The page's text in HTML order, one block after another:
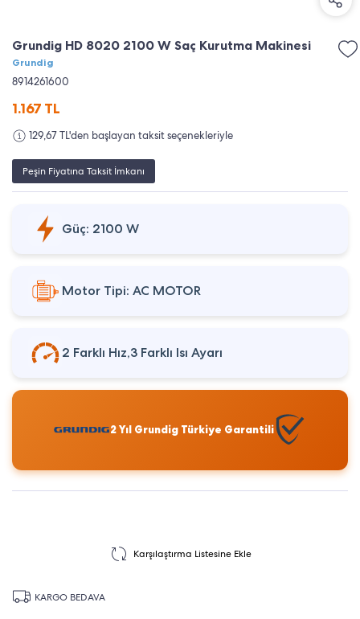
Grundig HD 8020 2100 W Saç Kurutma Makinesi
Grundig
8914261600
1.167 TL
129,67 TL'den başlayan taksit seçenekleriyle
Peşin Fiyatına Taksit İmkanı
Güç: 2100 W
Motor Tipi: AC MOTOR
2 Farklı Hız,3 Farklı Isı Ayarı
2 Yıl Grundig Türkiye Garantili
Karşılaştırma Listesine Ekle
KARGO BEDAVA